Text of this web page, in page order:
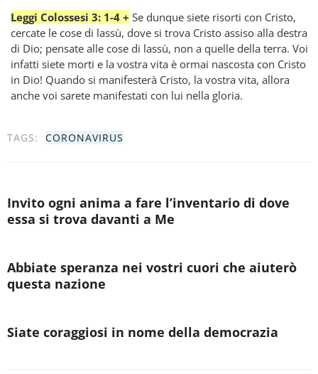
Leggi Colossesi 3: 1-4 + Se dunque siete risorti con Cristo,
cercate le cose di lassù, dove si trova Cristo assiso alla destra
di Dio; pensate alle cose di lassù, non a quelle della terra. Voi
infatti siete morti e la vostra vita è ormai nascosta con Cristo
in Dio! Quando si manifesterà Cristo, la vostra vita, allora
anche voi sarete manifestati con lui nella gloria.
TAGS: CORONAVIRUS
Invito ogni anima a fare l’inventario di dove
essa si trova davanti a Me
Abbiate speranza nei vostri cuori che aiuterò
questa nazione
Siate coraggiosi in nome della democrazia